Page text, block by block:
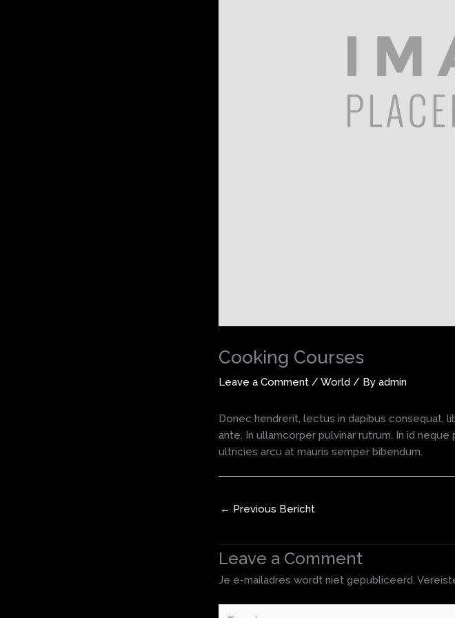
Cooking Courses
Leave a Comment / World / By admin
Donec hendrerit, lectus in dapibus consequat,
ante. In ullamcorper pulvinar rutrum. In id
ultricies arcu at mauris semper bibendum.
← Previous Bericht
Leave a Comment
Je e-mailadres wordt niet gepubliceerd.